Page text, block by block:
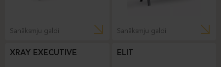
Sanāksmju galdi Sanāksmju galdi
XRAY EXECUTIVE ELIT